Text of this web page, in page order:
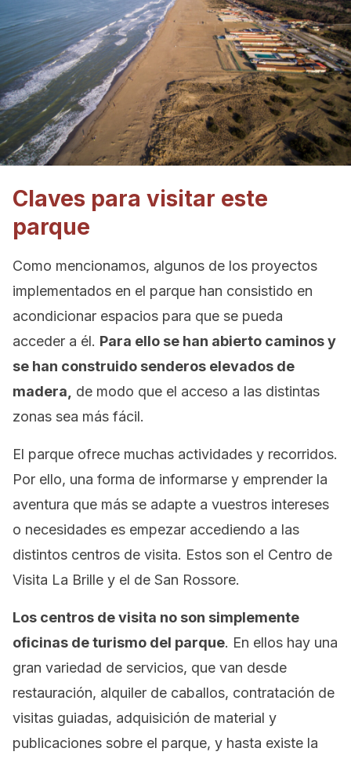
Claves para visitar este
parque
Como mencionamos, algunos de los proyectos
implementados en el parque han consistido en
acondicionar espacios para que se pueda
acceder a él. Para ello se han abierto caminos y
se han construido senderos elevados de
madera,
de modo que el acceso a las distintas
zonas sea más fácil.
El parque ofrece muchas actividades y recorridos.
Por ello, una forma de informarse y emprender la
aventura que más se adapte a vuestros intereses
o necesidades es empezar accediendo a las
distintos centros de visita. Estos son el Centro de
Visita La Brille y el de San Rossore.
Los centros de visita no son simplemente
oficinas de turismo del parque. En ellos hay una
gran variedad de servicios, que van desde
restauración, alquiler de caballos, contratación de
visitas guiadas, adquisición de material y
publicaciones sobre el parque, y hasta existe la